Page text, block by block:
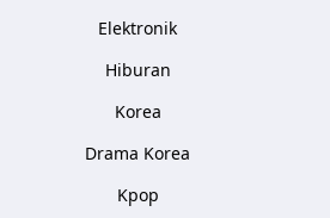
Elektronik
Hiburan
Korea
Drama Korea
Kpop